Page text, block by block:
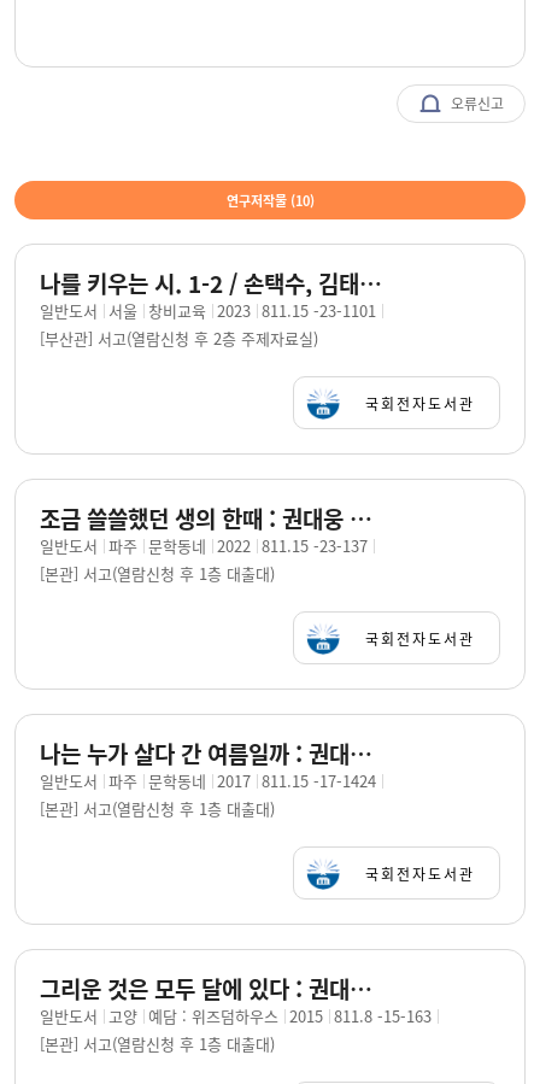
오류신고
연구저작물 (10)
나를 키우는 시. 1-2 / 손택수, 김태현, 한명숙 엮음
일반도서 서울 창비교육 2023 811.15 -23-1101
[부산관] 서고(열람신청 후 2층 주제자료실)
국회전자도서관
조금 쓸쓸했던 생의 한때 : 권대웅 시집 / 지은이: 권대웅
일반도서 파주 문학동네 2022 811.15 -23-137
[본관] 서고(열람신청 후 1층 대출대)
국회전자도서관
나는 누가 살다 간 여름일까 : 권대웅 시집 / 지은이: 권대웅
일반도서 파주 문학동네 2017 811.15 -17-1424
[본관] 서고(열람신청 후 1층 대출대)
국회전자도서관
그리운 것은 모두 달에 있다 : 권대웅 시인의 달 여행 / 지은이: 권대웅
일반도서 고양 예담 : 위즈덤하우스 2015 811.8 -15-163
[본관] 서고(열람신청 후 1층 대출대)